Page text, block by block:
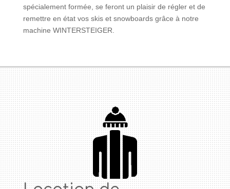
spécialement formée, se feront un plaisir de régler et de
remettre en état vos skis et snowboards grâce à notre
machine WINTERSTEIGER.